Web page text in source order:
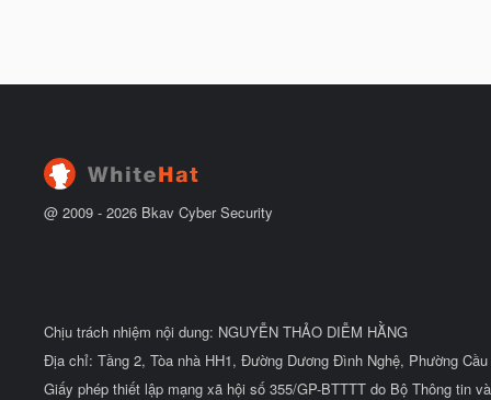
@ 2009 - 2026 Bkav Cyber Security
Chịu trách nhiệm nội dung: NGUYỄN THẢO DIỄM HẰNG
Địa chỉ: Tầng 2, Tòa nhà HH1, Đường Dương Đình Nghệ, Phường
Giấy phép thiết lập mạng xã hội số 355/GP-BTTTT do Bộ Thông tin